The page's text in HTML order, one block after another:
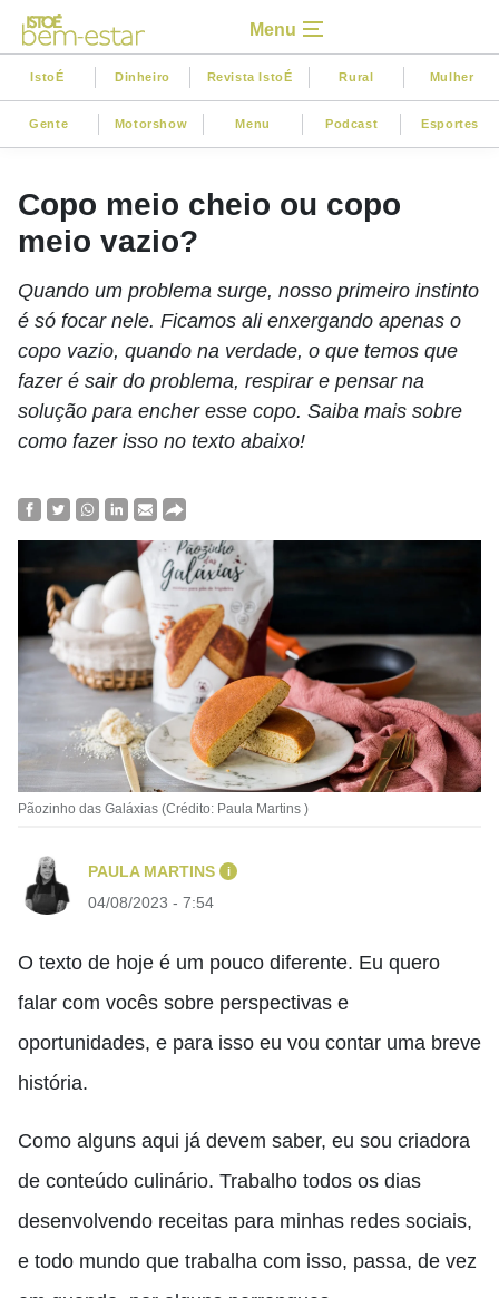
Menu
IstoÉ Dinheiro Revista IstoÉ Rural Mulher
Gente Motorshow Menu Podcast Esportes
Copo meio cheio ou copo
meio vazio?
Quando um problema surge, nosso primeiro instinto
é só focar nele. Ficamos ali enxergando apenas o
copo vazio, quando na verdade, o que temos que
fazer é sair do problema, respirar e pensar na
solução para encher esse copo. Saiba mais sobre
como fazer isso no texto abaixo!
Pãozinho das Galáxias (Crédito: Paula Martins )
PAULA MARTINS i
04/08/2023 - 7:54
O texto de hoje é um pouco diferente. Eu quero
falar com vocês sobre perspectivas e
oportunidades, e para isso eu vou contar uma breve
história.
Como alguns aqui já devem saber, eu sou criadora
de conteúdo culinário. Trabalho todos os dias
desenvolvendo receitas para minhas redes sociais,
e todo mundo que trabalha com isso, passa, de vez